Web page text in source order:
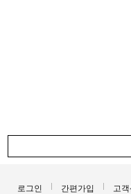
로그인 간편가입 고